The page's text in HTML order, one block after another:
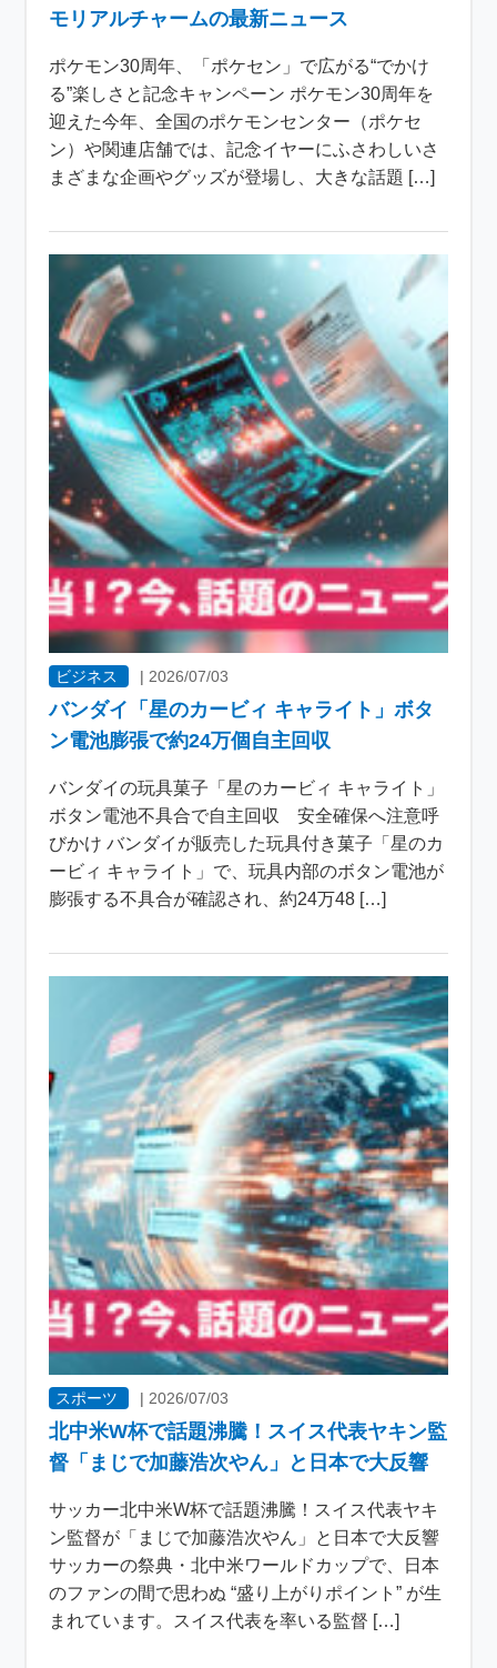
モリアルチャームの最新ニュース
ポケモン30周年、「ポケセン」で広がる“でかけ
る”楽しさと記念キャンペーン ポケモン30周年を
迎えた今年、全国のポケモンセンター（ポケセ
ン）や関連店舗では、記念イヤーにふさわしいさ
まざまな企画やグッズが登場し、大きな話題 […]
ビジネス | 2026/07/03
バンダイ「星のカービィ キャライト」ボタ
ン電池膨張で約24万個自主回収
バンダイの玩具菓子「星のカービィ キャライト」
ボタン電池不具合で自主回収 安全確保へ注意呼
びかけ バンダイが販売した玩具付き菓子「星のカ
ービィ キャライト」で、玩具内部のボタン電池が
膨張する不具合が確認され、約24万48 […]
スポーツ |2026/07/03
北中米W杯で話題沸騰！スイス代表ヤキン監
督「まじで加藤浩次やん」と日本で大反響
サッカー北中米W杯で話題沸騰！スイス代表ヤキ
ン監督が「まじで加藤浩次やん」と日本で大反響
サッカーの祭典・北中米ワールドカップで、日本
のファンの間で思わぬ “盛り上がりポイント” が生
まれています。スイス代表を率いる監督 […]